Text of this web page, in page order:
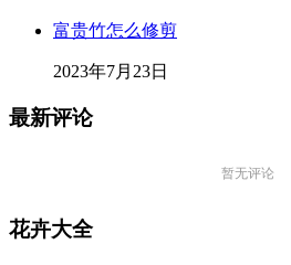
富贵竹怎么修剪
2023年7月23日
最新评论
暂无评论
花卉大全